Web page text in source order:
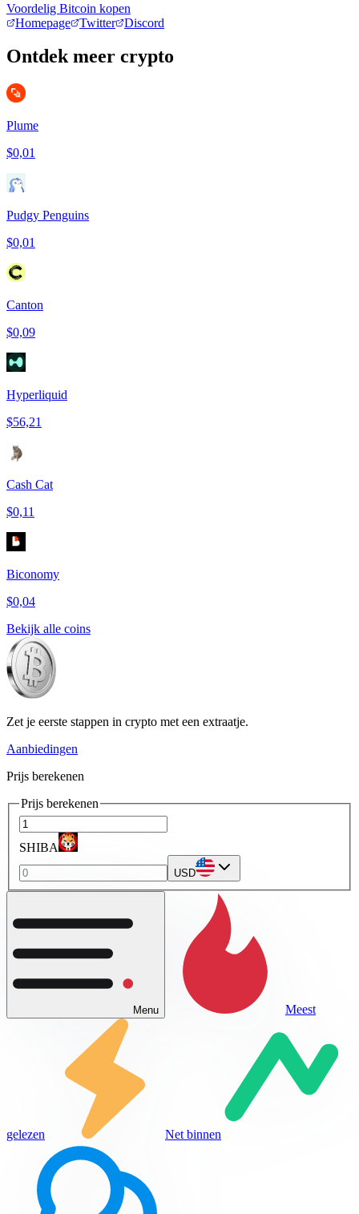
Voordelig Bitcoin kopen
Homepage
Twitter Discord
Ontdek meer crypto
Plume
$0,01
Pudgy Penguins
$0,01
Canton
$0,09
Hyperliquid
$56,21
Cash Cat
$0,11
Biconomy
$0,04
Bekijk alle coins
Zet je eerste stappen in crypto met een extraatje.
Aanbiedingen
Prijs berekenen
Prijs berekenen
SHIBA
USD
Menu Meest
gelezen Net binnen